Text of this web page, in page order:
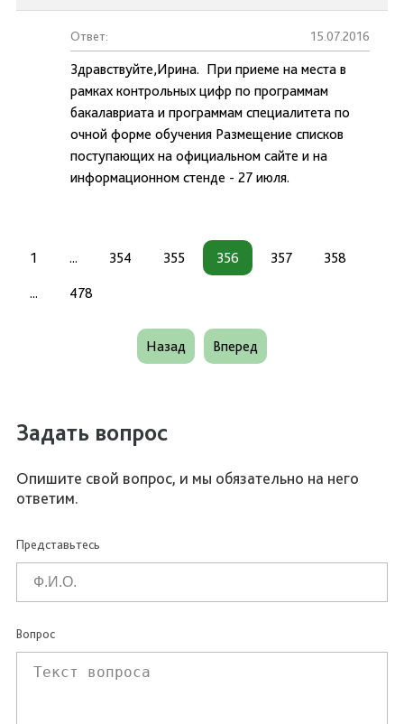
Ответ: 15.07.2016
Здравствуйте,Ирина. При приеме на места в
рамках контрольных цифр по программам
бакалавриата и программам специалитета по
очной форме обучения Размещение списков
поступающих на официальном сайте и на
информационном стенде - 27 июля.
1 ... 354 355 356 357 358
... 478
Назад Вперед
Задать вопрос
Опишите свой вопрос, и мы обязательно на него
ответим.
Представьтесь
Вопрос